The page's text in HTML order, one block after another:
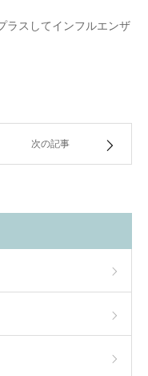
ラスしてインフルエンザ
次の記事